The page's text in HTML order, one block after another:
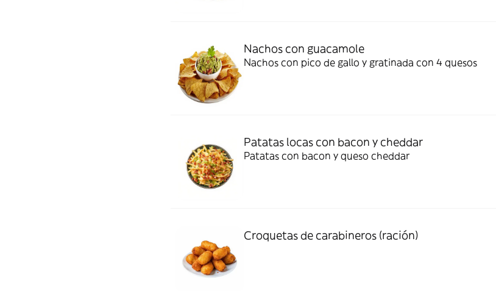
Nachos con guacamole
Nachos con pico de gallo y gratinada con 4 quesos
Patatas locas con bacon y cheddar
Patatas con bacon y queso cheddar
Croquetas de carabineros (ración)